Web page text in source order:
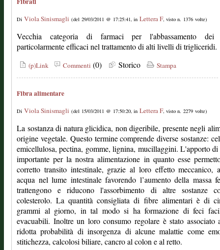
Di Viola Sinismagli (del 29/03/2011 @ 17:25:41, in Lettera F, visto n. 1376 volte)
Vecchia categoria di farmaci per l'abbassamento
particolarmente efficaci nel trattamento di alti livelli di trigliceridi.
(p)Link Commenti (0) Storico Stampa
Fibra alimentare
Di Viola Sinismagli (del 15/03/2011 @ 17:50:20, in Lettera F, visto n. 2279 volte)
La sostanza di natura glicidica, non digeribile, presente negli
origine vegetale. Questo termine comprende diverse sostanze:
emicellulosa, pectina, gomme, lignina, mucillaggini. L'apporto
importante per la nostra alimentazione in quanto esse
corretto transito intestinale, grazie al loro effetto meccanico,
acqua nel lume intestinale favorendo l’aumento della massa
trattengono e riducono l'assorbimento di altre sostanze
colesterolo. La quantità consigliata di fibre alimentari è di
grammi al giorno, in tal modo si ha formazione di feci
evacuabili. Inoltre un loro consumo regolare è stato associato
ridotta probabilità di insorgenza di alcune malattie come
stitichezza, calcolosi biliare, cancro al colon e al retto.